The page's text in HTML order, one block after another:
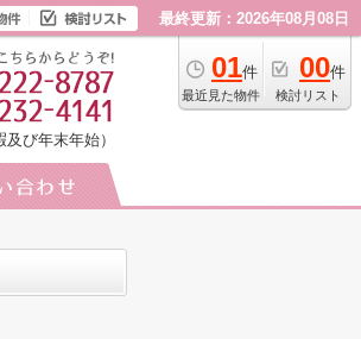
最終更新：2026年08月08日
01件
最近見た物件
00件
検討リスト
び年末年始）